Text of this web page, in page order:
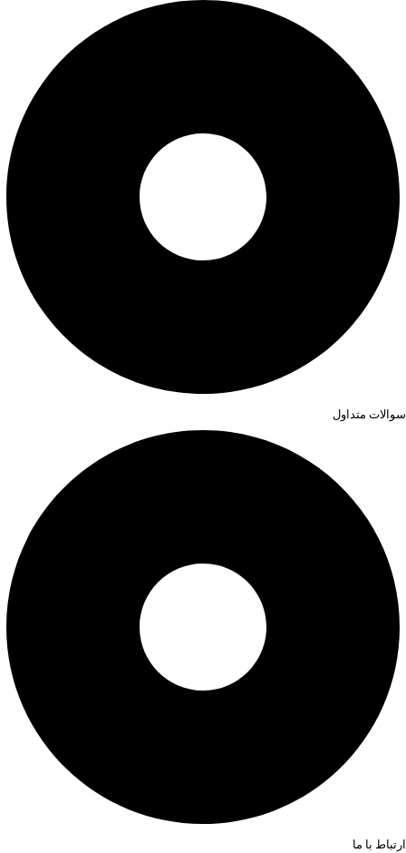
سوالات متداول
ارتباط با ما